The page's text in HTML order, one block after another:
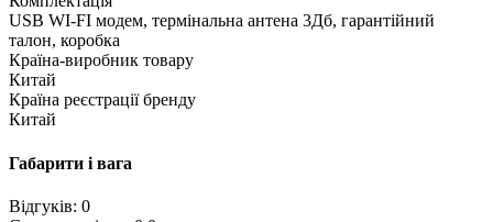
USB WI-FI модем, термінальна антена 3Дб, гарантійний
талон, коробка
Країна-виробник товару
Китай
Країна реєстрації бренду
Китай
Габарити і вага
Відгуків: 0